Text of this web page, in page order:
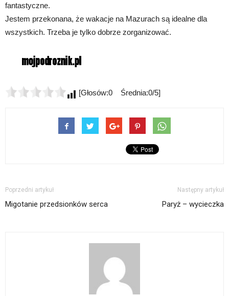
fantastyczne.
Jestem przekonana, że wakacje na Mazurach są idealne dla
wszystkich. Trzeba je tylko dobrze zorganizować.
[Głosów:0 Średnia:0/5]
Poprzedni artykuł
Migotanie przedsionków serca
Następny artykuł
Paryż – wycieczka